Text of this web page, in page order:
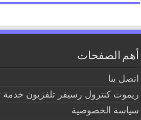
أهم الصفحات
اتصل بنا
ريموت كنترول رسيفر تلفزيون خدمة
سياسة الخصوصية